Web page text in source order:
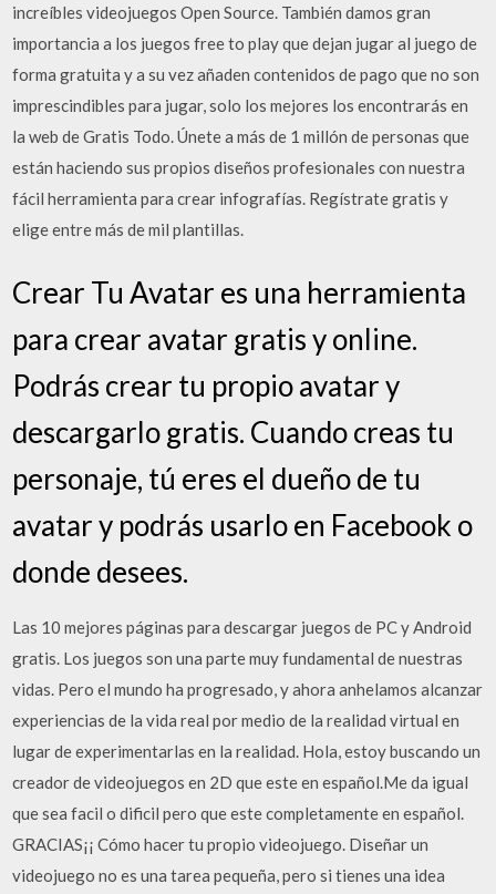
increíbles videojuegos Open Source. También damos gran
importancia a los juegos free to play que dejan jugar al juego de
forma gratuita y a su vez añaden contenidos de pago que no son
imprescindibles para jugar, solo los mejores los encontrarás en
la web de Gratis Todo. Únete a más de 1 millón de personas que
están haciendo sus propios diseños profesionales con nuestra
fácil herramienta para crear infografías. Regístrate gratis y
elige entre más de mil plantillas.
Crear Tu Avatar es una herramienta
para crear avatar gratis y online.
Podrás crear tu propio avatar y
descargarlo gratis. Cuando creas tu
personaje, tú eres el dueño de tu
avatar y podrás usarlo en Facebook o
donde desees.
Las 10 mejores páginas para descargar juegos de PC y Android
gratis. Los juegos son una parte muy fundamental de nuestras
vidas. Pero el mundo ha progresado, y ahora anhelamos alcanzar
experiencias de la vida real por medio de la realidad virtual en
lugar de experimentarlas en la realidad. Hola, estoy buscando un
creador de videojuegos en 2D que este en español.Me da igual
que sea facil o dificil pero que este completamente en español.
GRACIAS¡¡ Cómo hacer tu propio videojuego. Diseñar un
videojuego no es una tarea pequeña, pero si tienes una idea